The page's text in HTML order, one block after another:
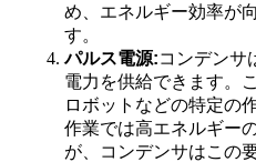
め、エネルギー効率が
す。
パルス電源:コンデンサ
電力を供給できます。
ロボットなどの特定の
作業では高エネルギー
が、コンデンサはこの